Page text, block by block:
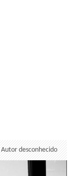
Autor desconhecido